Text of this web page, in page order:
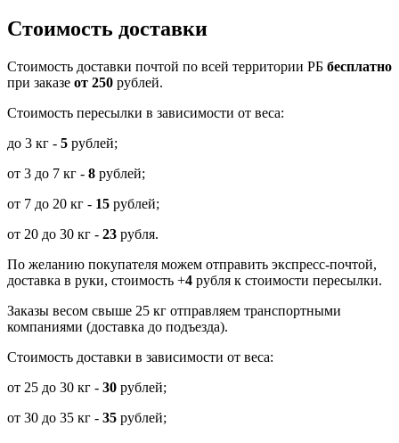
Стоимость доставки
Cтоимость доставки почтой по всей территории РБ бесплатно
при заказе от 250 рублей.
Стоимость пересылки в зависимости от веса:
до 3 кг - 5 рублей;
от 3 до 7 кг - 8 рублей;
от 7 до 20 кг - 15 рублей;
от 20 до 30 кг - 23 рубля.
По желанию покупателя можем отправить экспресс-почтой,
доставка в руки, стоимость +4 рубля к стоимости пересылки.
Заказы весом свыше 25 кг отправляем транспортными
компаниями (доставка до подъезда).
Стоимость доставки в зависимости от веса:
от 25 до 30 кг - 30 рублей;
от 30 до 35 кг - 35 рублей;